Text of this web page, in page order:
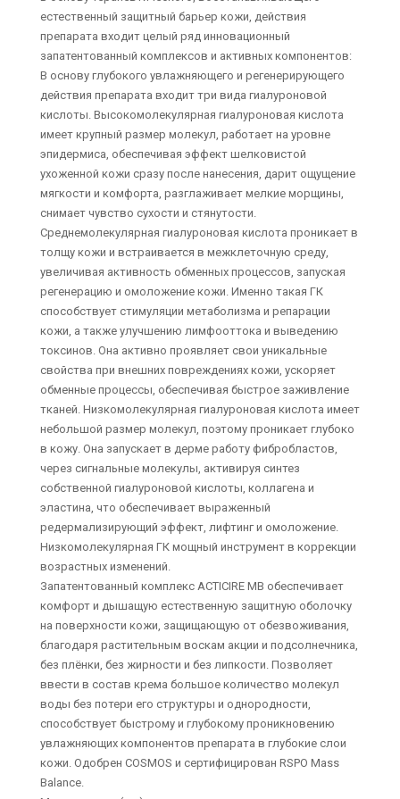
естественный защитный барьер кожи, действия
препарата входит целый ряд инновационный
запатентованный комплексов и активных компонентов:
В основу глубокого увлажняющего и регенерирующего
действия препарата входит три вида гиалуроновой
кислоты. Высокомолекулярная гиалуроновая кислота
имеет крупный размер молекул, работает на уровне
эпидермиса, обеспечивая эффект шелковистой
ухоженной кожи сразу после нанесения, дарит ощущение
мягкости и комфорта, разглаживает мелкие морщины,
снимает чувство сухости и стянутости.
Среднемолекулярная гиалуроновая кислота проникает в
толщу кожи и встраивается в межклеточную среду,
увеличивая активность обменных процессов, запуская
регенерацию и омоложение кожи. Именно такая ГК
способствует стимуляции метаболизма и репарации
кожи, а также улучшению лимфооттока и выведению
токсинов. Она активно проявляет свои уникальные
свойства при внешних повреждениях кожи, ускоряет
обменные процессы, обеспечивая быстрое заживление
тканей. Низкомолекулярная гиалуроновая кислота имеет
небольшой размер молекул, поэтому проникает глубоко
в кожу. Она запускает в дерме работу фибробластов,
через сигнальные молекулы, активируя синтез
собственной гиалуроновой кислоты, коллагена и
эластина, что обеспечивает выраженный
редермализирующий эффект, лифтинг и омоложение.
Низкомолекулярная ГК мощный инструмент в коррекции
возрастных изменений.
Запатентованный комплекс ACTICIRE MB обеспечивает
комфорт и дышащую естественную защитную оболочку
на поверхности кожи, защищающую от обезвоживания,
благодаря растительным воскам акции и подсолнечника,
без плёнки, без жирности и без липкости. Позволяет
ввести в состав крема большое количество молекул
воды без потери его структуры и однородности,
способствует быстрому и глубокому проникновению
увлажняющих компонентов препарата в глубокие слои
кожи. Одобрен COSMOS и сертифицирован RSPO Mass
Balance.